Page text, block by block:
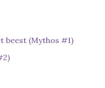
beest (Mythos #1)